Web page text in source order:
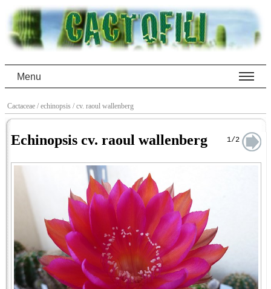
Menu
Cactaceae / echinopsis / cv. raoul wallenberg
Echinopsis cv. raoul wallenberg 1/2